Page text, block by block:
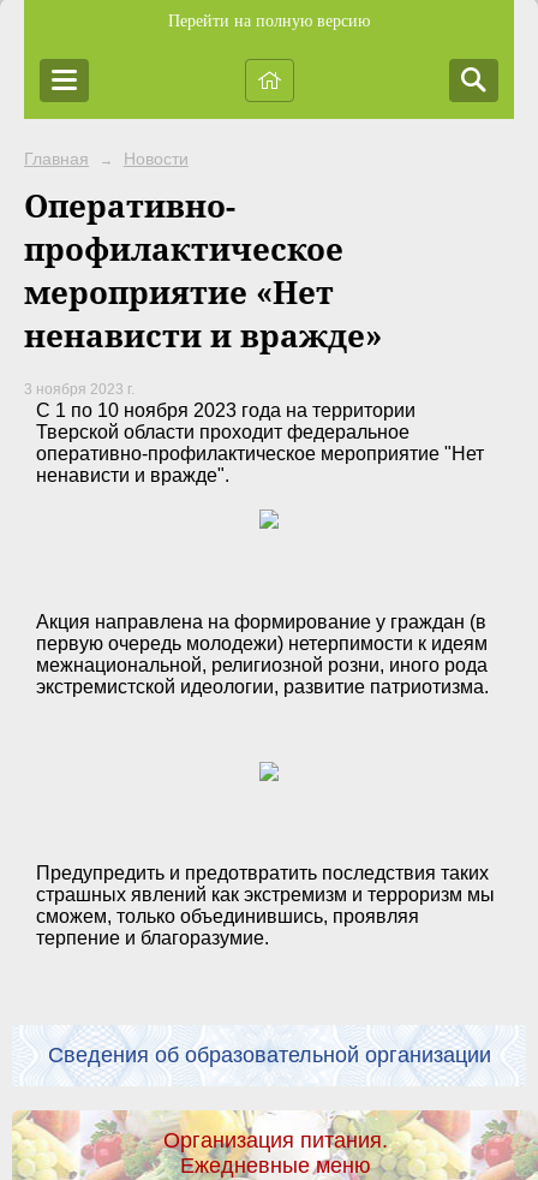
Перейти на полную версию
Главная → Новости
Оперативно-
профилактическое
мероприятие «Нет
ненависти и вражде»
3 ноября 2023 г.
С 1 по 10 ноября 2023 года на территории
Тверской области проходит федеральное
оперативно-профилактическое мероприятие "Нет
ненависти и вражде".
Акция направлена на формирование у граждан (в
первую очередь молодежи) нетерпимости к идеям
межнациональной, религиозной розни, иного рода
экстремистской идеологии, развитие патриотизма.
Предупредить и предотвратить последствия таких
страшных явлений как экстремизм и терроризм мы
сможем, только объединившись, проявляя
терпение и благоразумие.
Сведения об образовательной организации
Организация питания.
Ежедневные меню